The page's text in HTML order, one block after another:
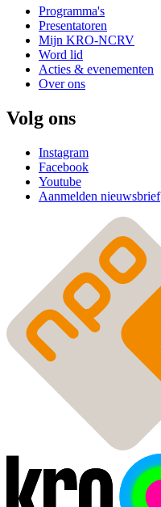
Programma's
Presentatoren
Mijn KRO-NCRV
Word lid
Acties & evenementen
Over ons
Volg ons
Instagram
Facebook
Youtube
Aanmelden nieuwsbrief